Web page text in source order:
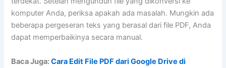
komputer Anda, periksa apakah ada masalah. Mungkin ada
beberapa pergeseran teks yang berasal dari file PDF, Anda
dapat memperbaikinya secara manual.
Baca Juga:Cara Edit File PDF dari Google Drive di